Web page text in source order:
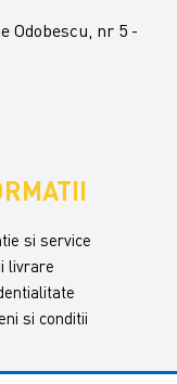
Odobescu, nr 5 -
si service
livrare
si conditii